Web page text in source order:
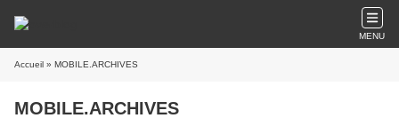
MENU
Accueil » MOBILE.ARCHIVES
MOBILE.ARCHIVES